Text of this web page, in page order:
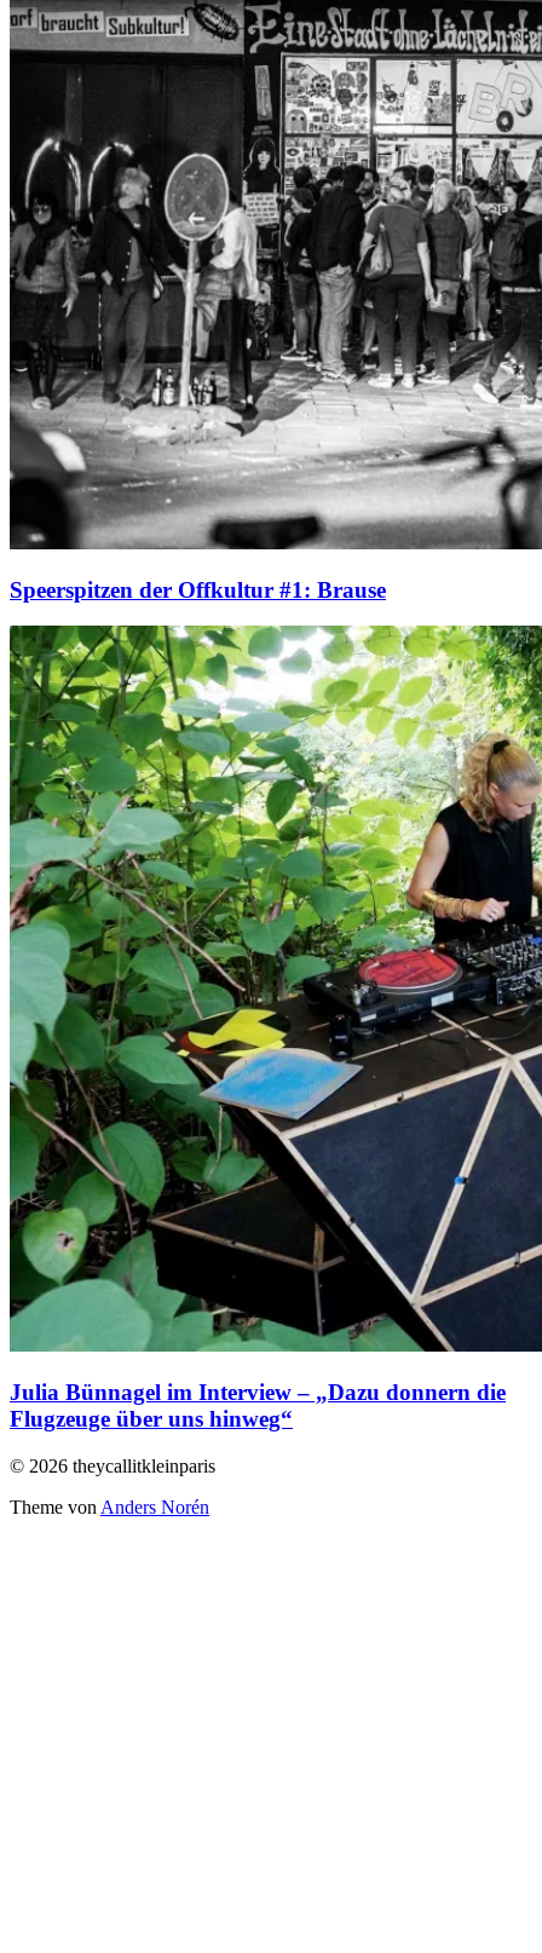
Speerspitzen der Offkultur #1: Brause
Julia Bünnagel im Interview – „Dazu donnern die
Flugzeuge über uns hinweg“
© 2026 theycallitkleinparis
Theme von Anders Norén